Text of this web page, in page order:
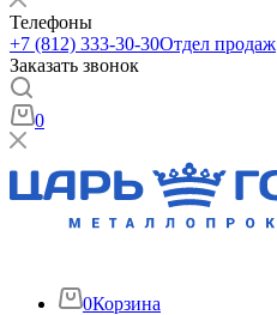
Телефоны
+7 (812) 333-30-30Отдел продаж
Заказать звонок
0
0Корзина